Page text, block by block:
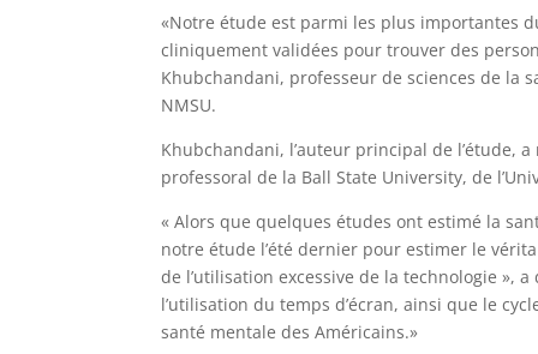
«Notre étude est parmi les plus importantes
cliniquement validées pour trouver des
Khubchandani, professeur de sciences de la
NMSU.
Khubchandani, l’auteur principal de l’étude,
professoral de la Ball State University, de
« Alors que quelques études ont estimé la
notre étude l’été dernier pour estimer le
de l’utilisation excessive de la technologie »,
l’utilisation du temps d’écran, ainsi que le
santé mentale des Américains.»